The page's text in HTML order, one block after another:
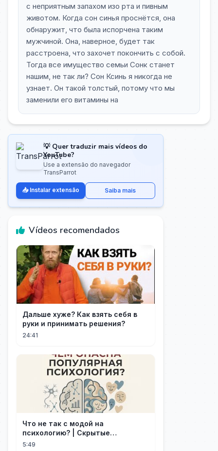
с неприятным запахом изо рта и пивным
животом. Когда сон синья проснётся, она
обнаружит, что была испорчена таким
мужчиной. Она, наверное, будет так
расстроена, что захочет покончить с собой.
Тогда все имущество семьи Сонк станет
нашим, не так ли? Сон Ксинь я никогда не
узнает. Он такой толстый, потому что мы
заменили его витамины на
💡 Quer traduzir mais vídeos do
YouTube?
Use a extensão do navegador
TransParrot
📥 Instalar extensão Saiba mais
Vídeos recomendados
Дальше хуже? Как взять себя в
руки и принимать решения?
24:41
Что не так с модой на
психологию? | Скрытые
опасности популярности
5:49